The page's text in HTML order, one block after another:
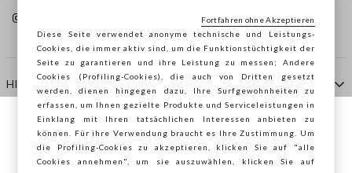
HILFE
AGENTUR
Sie surfen auf der Seite von STEFANEL
Deutschland, möchten Sie Ihren Standort
Diese Seite verwendet anonyme technische und Leistungs-
Cookies, die immer aktiv sind, um die Funktionstüchtigkeit der
Seite zu garantieren und ihre Leistung zu messen; Andere
Cookies (Profiling-Cookies), die auch von Dritten gesetzt
werden, dienen hingegen dazu, Ihre Surfgewohnheiten zu
erfassen, um Ihnen gezielte Produkte und Serviceleistungen in
Einklang mit Ihren tatsächlichen Interessen anbieten zu
können. Für ihre Verwendung braucht es Ihre Zustimmung. Um
die Profiling-Cookies zu akzeptieren, klicken Sie auf "alle
Cookies annehmen", um sie auszuwählen, klicken Sie auf
Fortfahren ohne Akzeptieren